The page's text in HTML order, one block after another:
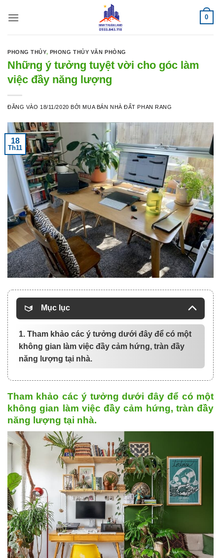
qua
0
PHONG THỦY, PHONG THỦY VĂN PHÒNG
Những ý tưởng tuyệt vời cho góc làm
việc đầy năng lượng
ĐĂNG VÀO 18/11/2020 BỞI MUA BÁN NHÀ ĐẤT PHAN RANG
18
Th11
Mục lục
1. Tham khảo các ý tưởng dưới đây để có một
không gian làm việc đầy cảm hứng, tràn đầy
năng lượng tại nhà.
Tham khảo các ý tưởng dưới đây để có một
không gian làm việc đầy cảm hứng, tràn đầy
năng lượng tại nhà.